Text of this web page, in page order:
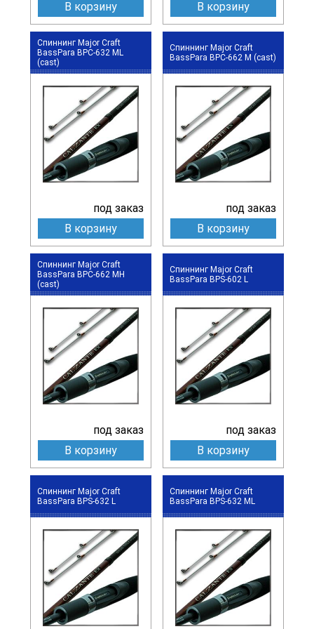
В корзину В корзину
Спиннинг Major Craft
BassPara BPC-632 ML
(cast)
под заказ
В корзину
Спиннинг Major Craft
BassPara BPC-662 M (cast)
под заказ
В корзину
Спиннинг Major Craft
BassPara BPC-662 MH
(cast)
под заказ
В корзину
Спиннинг Major Craft
BassPara BPS-602 L
под заказ
В корзину
Спиннинг Major Craft
BassPara BPS-632 L
Спиннинг Major Craft
BassPara BPS-632 ML